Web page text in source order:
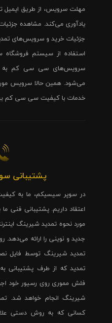
مهلت سرویس، از طریق ایمیل
یادآوری می‌کند. مشاهده
جزئیات خرید و سرویس‌های
استفاده از سیستم
سرویس‌های سی سی کم به
می‌شود. همین حالا سرویس مورد
خدمات با کیفیت سی سی کم
پشتیبانی
در سوپر سیسیکم، ما به
اعتقاد داریم. پشتیبانی فنی
مورد نحوه تمدید شیرینگ
جدید و نوینی را ارائه
تمدید شیرینگ توسط فایل
تمدید که از طرف پشتیبانی
فلش مموری روی رسیور خود
شیرینگ انجام خواهد شد.
کسانی که به روش دستی